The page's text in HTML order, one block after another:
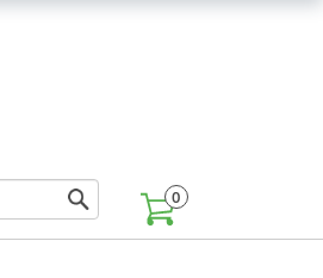
0